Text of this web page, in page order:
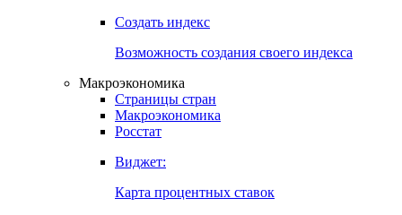
Создать индекс
Возможность создания своего индекса
Макроэкономика
Страницы стран
Макроэкономика
Росстат
Виджет:
Карта процентных ставок